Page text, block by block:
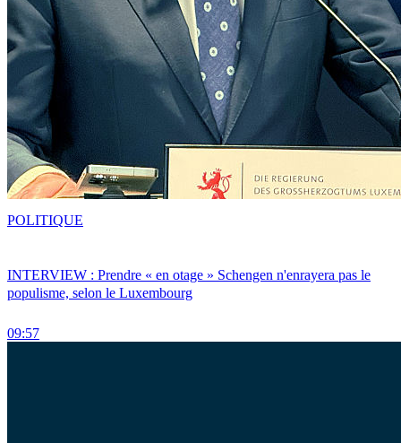
INTERVIEW : Prendre « en otage » Schengen n'enrayera pas le
populisme, selon le Luxembourg
09:57
POLITIQUE